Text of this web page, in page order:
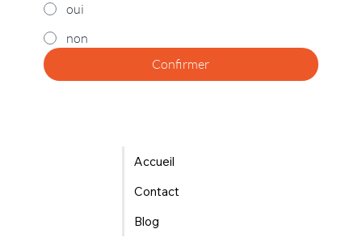
oui
non
Confirmer
Accueil
Contact
Blog